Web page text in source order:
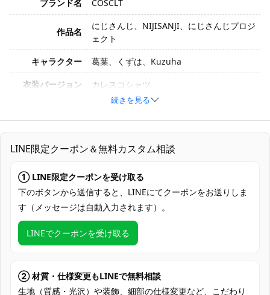
ブランド名
COSCLT
作品名
にじさんじ、NIJISANJI、にじさんじプロジ
ェクト
キャラクター
葛葉、くずは、Kuzuha
衣装バージョン
カレスコシャツ
S、M、L、XL
素材
コスプレ専用生地
セット内容
シャツ
発送予定
加工に7～15営業日、配送に5～7営業日
（※土日祝除く）、合計で12～22営業日程
度でお届け
支払い方法
クレジットカード（VISA、Master、JCB、
Discover、AMERICAN EXPRESS）、
コミックマーケット（コミケ）、アニメ・
ゲーム系同人イベント、コスプレ撮影会・
続きを見る
LINE限定クーポン＆無料カスタム相談
① LINE限定クーポンを受け取る
下のボタンから送信すると、LINEにてクーポンをお送りしま
す（メッセージは自動入力されます）。
LINEでクーポンを受け取る
② 材質・仕様変更もLINEで無料相談
生地（質感・光沢）や装飾、細部の仕様変更など、こだわり